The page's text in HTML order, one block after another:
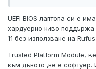
UEFI BIOS лаптопа си е
хардуерно ниво поддържа
11 без използване на
Trusted Platform Module,
към дъното ,не е софтуер.